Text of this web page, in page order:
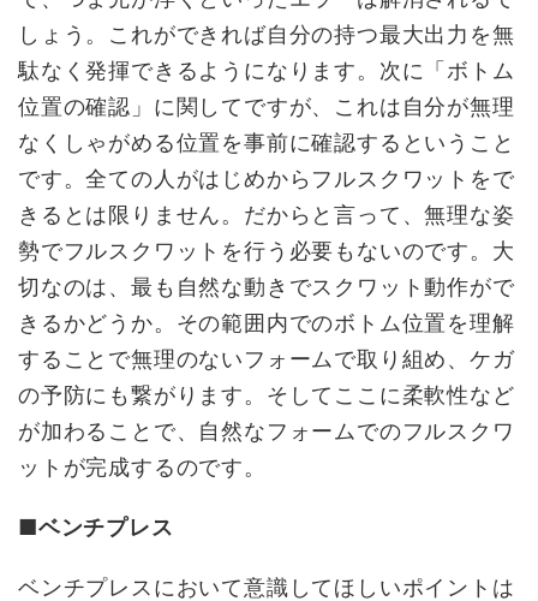
しょう。これができれば自分の持つ最大出力を無
駄なく発揮できるようになります。次に「ボトム
位置の確認」に関してですが、これは自分が無理
なくしゃがめる位置を事前に確認するということ
です。全ての人がはじめからフルスクワットをで
きるとは限りません。だからと言って、無理な姿
勢でフルスクワットを行う必要もないのです。大
切なのは、最も自然な動きでスクワット動作がで
きるかどうか。その範囲内でのボトム位置を理解
することで無理のないフォームで取り組め、ケガ
の予防にも繋がります。そしてここに柔軟性など
が加わることで、自然なフォームでのフルスクワ
ットが完成するのです。
■ベンチプレス
ベンチプレスにおいて意識してほしいポイントは